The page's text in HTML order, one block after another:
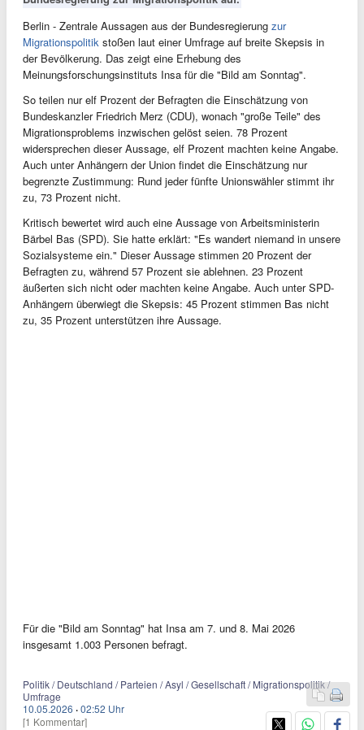
Berlin - Zentrale Aussagen aus der Bundesregierung zur
Migrationspolitik stoßen laut einer Umfrage auf breite Skepsis in
der Bevölkerung. Das zeigt eine Erhebung des
Meinungsforschungsinstituts Insa für die "Bild am Sonntag".
So teilen nur elf Prozent der Befragten die Einschätzung von
Bundeskanzler Friedrich Merz (CDU), wonach "große Teile" des
Migrationsproblems inzwischen gelöst seien. 78 Prozent
widersprechen dieser Aussage, elf Prozent machten keine Angabe.
Auch unter Anhängern der Union findet die Einschätzung nur
begrenzte Zustimmung: Rund jeder fünfte Unionswähler stimmt ihr
zu, 73 Prozent nicht.
Kritisch bewertet wird auch eine Aussage von Arbeitsministerin
Bärbel Bas (SPD). Sie hatte erklärt: "Es wandert niemand in unsere
Sozialsysteme ein." Dieser Aussage stimmen 20 Prozent der
Befragten zu, während 57 Prozent sie ablehnen. 23 Prozent
äußerten sich nicht oder machten keine Angabe. Auch unter SPD-
Anhängern überwiegt die Skepsis: 45 Prozent stimmen Bas nicht
zu, 35 Prozent unterstützen ihre Aussage.
Für die "Bild am Sonntag" hat Insa am 7. und 8. Mai 2026
insgesamt 1.003 Personen befragt.
Politik / Deutschland / Parteien / Asyl / Gesellschaft / Migrationspolitik /
Umfrage
10.05.2026 ·02:52 Uhr
[1 Kommentar]